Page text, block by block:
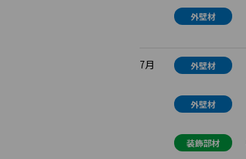
外壁材
7月 外壁材
外壁材
装飾部材